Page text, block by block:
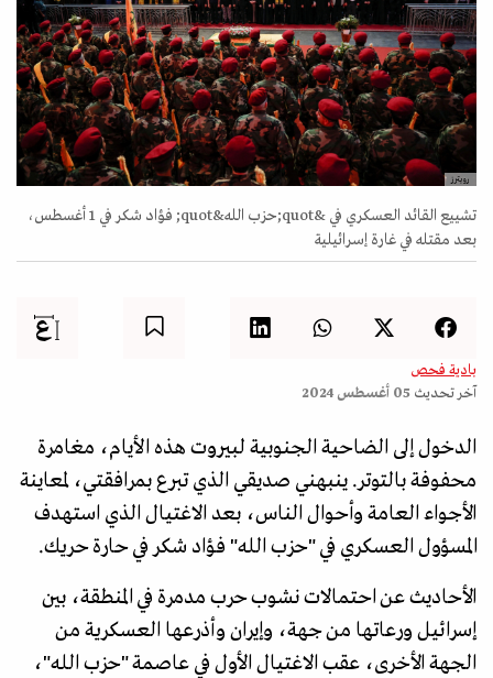
رويترز
تشييع القائد العسكري في &quot;حزب الله&quot; فؤاد شكر في 1 أغسطس،
بعد مقتله في غارة إسرائيلية
بادية فحص
آخر تحديث 05 أغسطس 2024
الدخول إلى الضاحية الجنوبية لبيروت هذه الأيام، مغامرة
محفوفة بالتوتر. ينبهني صديقي الذي تبرع بمرافقتي، لمعاينة
الأجواء العامة وأحوال الناس، بعد الاغتيال الذي استهدف
المسؤول العسكري في "حزب الله" فؤاد شكر في حارة حريك.
الأحاديث عن احتمالات نشوب حرب مدمرة في المنطقة، بين
إسرائيل ورعاتها من جهة، وإيران وأذرعها العسكرية من
الجهة الأخرى، عقب الاغتيال الأول في عاصمة "حزب الله"،